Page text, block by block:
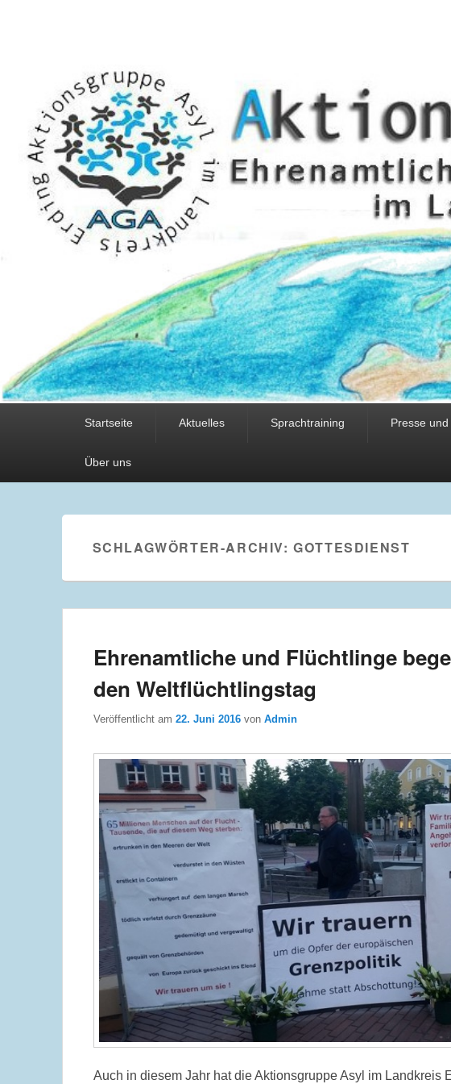
Startseite Aktuelles Sprachtraining Presse
Über uns
SCHLAGWÖRTER-ARCHIV:GOTTESDIENST
Ehrenamtliche und Flüchtlinge
den Weltflüchtlingstag
Veröffentlicht am 22. Juni 2016 von Admin
Auch in diesem Jahr hat die Aktionsgruppe Asyl im Landkreis